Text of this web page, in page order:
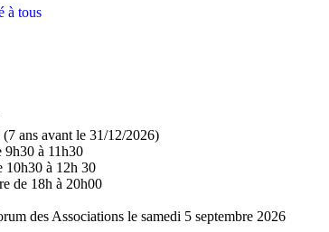
à tous
ans avant le 31/12/2026)
9h30 à 11h30
10h30 à 12h 30
de 18h à 20h00
des Associations le samedi 5 septembre 2026